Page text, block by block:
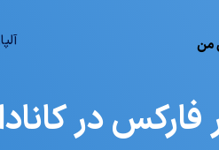
در